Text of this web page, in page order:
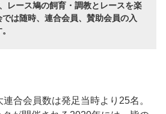
レース鳩の飼育・調教とレースを楽
は随時、連合会員、賛助会員の入
合会員数は発足当時より25名。